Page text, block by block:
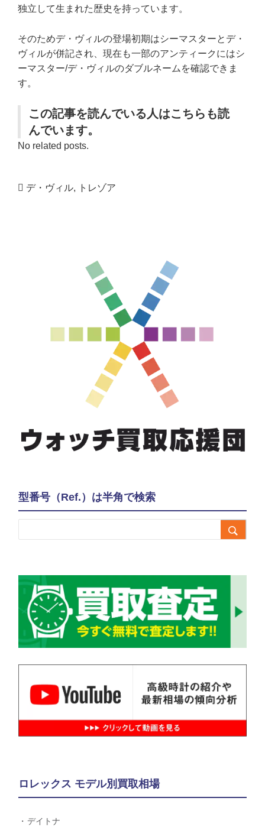
独立して生まれた歴史を持っています。
そのためデ・ヴィルの登場初期はシーマスターとデ・
ヴィルが併記され、現在も一部のアンティークにはシ
ーマスター/デ・ヴィルのダブルネームを確認できま
す。
この記事を読んでいる人はこちらも読
んでいます。
No related posts.
デ・ヴィル, トレゾア
型番号（Ref.）は半角で検索

ロレックス モデル別買取相場
デイトナ